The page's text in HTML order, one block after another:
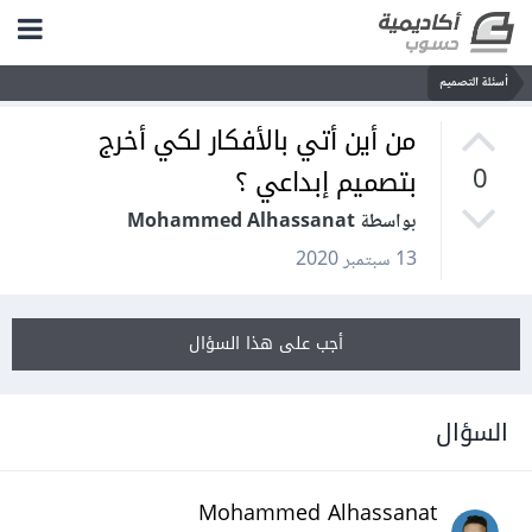
أسئلة التصميم
0
من أين أتي بالأفكار لكي أخرج
بتصميم إبداعي ؟
بواسطة Mohammed Alhassanat
13 سبتمبر 2020
أجب على هذا السؤال
السؤال
Mohammed Alhassanat